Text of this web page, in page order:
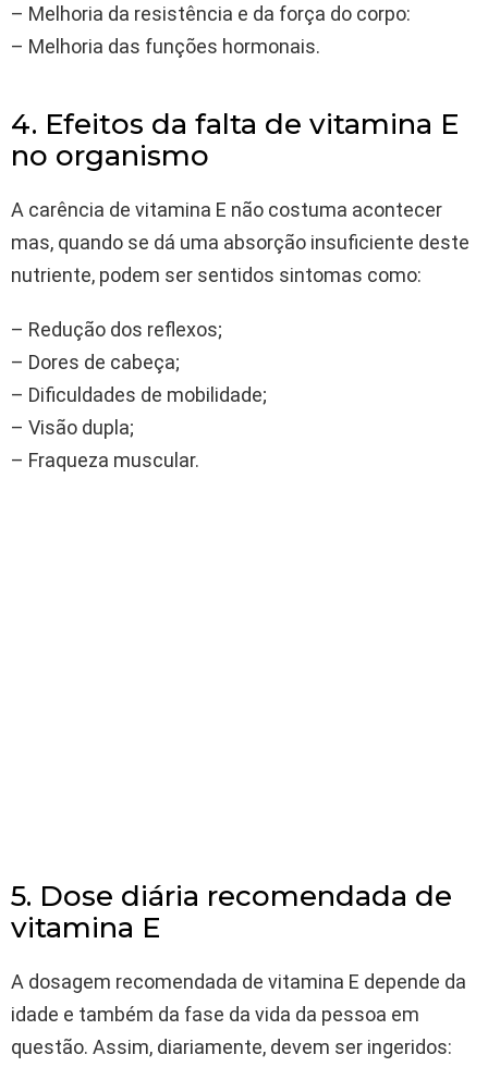
– Melhoria da resistência e da força do corpo:
– Melhoria das funções hormonais.
4. Efeitos da falta de vitamina E
no organismo
A carência de vitamina E não costuma acontecer
mas, quando se dá uma absorção insuficiente deste
nutriente, podem ser sentidos sintomas como:
– Redução dos reflexos;
– Dores de cabeça;
– Dificuldades de mobilidade;
– Visão dupla;
– Fraqueza muscular.
5. Dose diária recomendada de
vitamina E
A dosagem recomendada de vitamina E depende da
idade e também da fase da vida da pessoa em
questão. Assim, diariamente, devem ser ingeridos: